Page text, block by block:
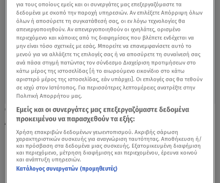
13.09.21, 12:45
Αιματολογική εξέταση θα ανιχνεύει 50 είδη
καρκίνου πριν τα συμπτώματα
για τους οποίους εμείς και οι συνεργάτες μας επεξεργαζόμαστε τα
δεδομένα με σκοπό την παροχή υπηρεσιών. Αν επιλέξετε Απόρριψη όλων
όλων ή αποσύρετε τη συγκατάθεσή σας, οι εν λόγω τεχνολογίες θα
απενεργοποιηθούν. Αν απενεργοποιηθούν οι ιχνηλάτες, ορισμένο
περιεχόμενο και κάποιες από τις διαφημίσεις που βλέπετε ενδέχεται να
μην είναι τόσο σχετικές με εσάς. Μπορείτε να επανεμφανίσετε αυτό το
μενού για να αλλάξετε τις επιλογές σας ή να αποσύρετε τη συναίνεσή σας
ανά πάσα στιγμή πατώντας τον σύνδεσμο Διαχείριση προτιμήσεων στο
κάτω μέρος της ιστοσελίδας [ή το αιωρούμενο εικονίδιο στο κάτω
αριστερό μέρος της ιστοσελίδας, εάν υπάρχει]. Οι επιλογές σας θα τεθούν
σε ισχύ στον Ιστότοπος. Για περισσότερες λεπτομέρειες ανατρέξτε στην
Πολιτική Απορρήτου μας.
Εμείς και οι συνεργάτες μας επεξεργαζόμαστε δεδομένα
προκειμένου να παρασχεθούν τα εξής:
Χρήση επακριβών δεδομένων γεωεντοπισμού. Ακριβής σάρωση
χαρακτηριστικών συσκευής για αναγνώριση ταυτότητας. Αποθήκευση ή/
και πρόσβαση στα δεδομένα μιας συσκευής. Εξατομικευμένη διαφήμιση
και περιεχόμενο, μέτρηση διαφήμισης και περιεχομένου, έρευνα κοινού
και ανάπτυξη υπηρεσιών.
Κατάλογος συνεργατών (προμηθευτές)